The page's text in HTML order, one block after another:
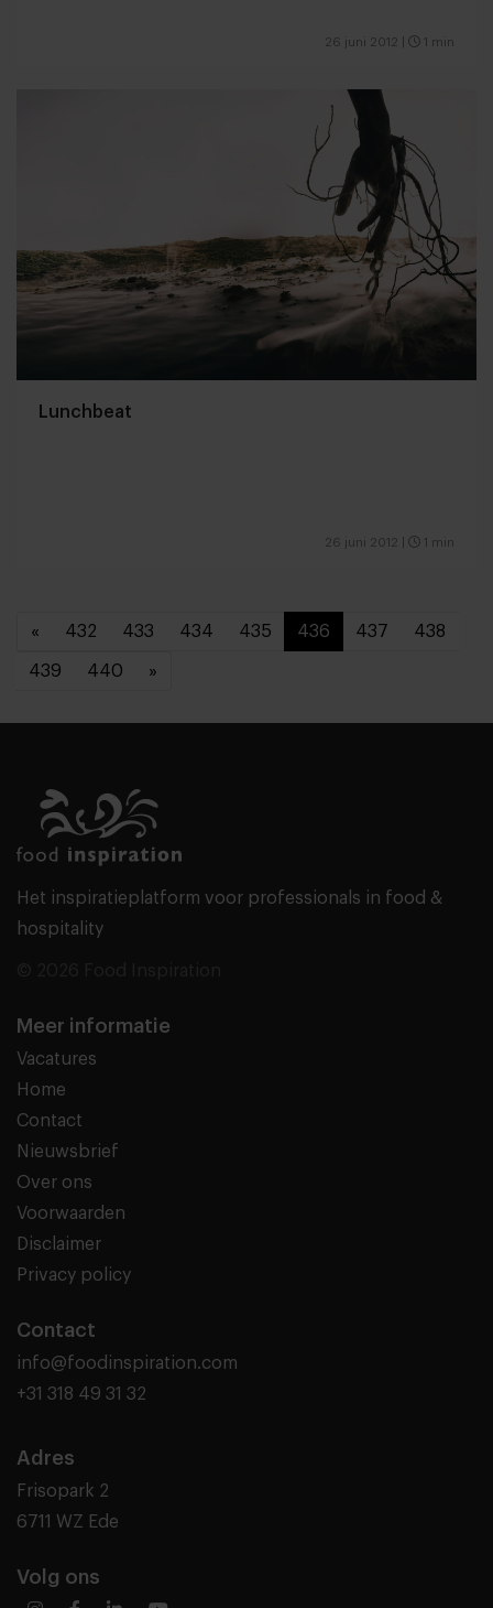
26 juni 2012 1 min
Lunchbeat
26 juni 2012 1 min
« 432 433 434 435 436 437 438
439 440 »
Het inspiratieplatform voor professionals in food &
hospitality
Meer informatie
Vacatures
Home
Contact
Nieuwsbrief
Over ons
Voorwaarden
Disclaimer
Privacy policy
Contact
info@foodinspiration.com
+31 318 49 31 32
Adres
Frisopark 2
6711 WZ Ede
Volg ons